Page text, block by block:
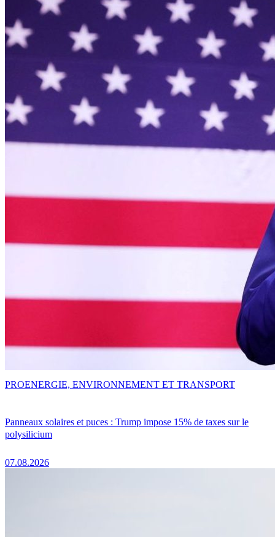
Panneaux solaires et puces : Trump impose 15% de taxes sur le
polysilicium
07.08.2026
PROENERGIE, ENVIRONNEMENT ET TRANSPORT